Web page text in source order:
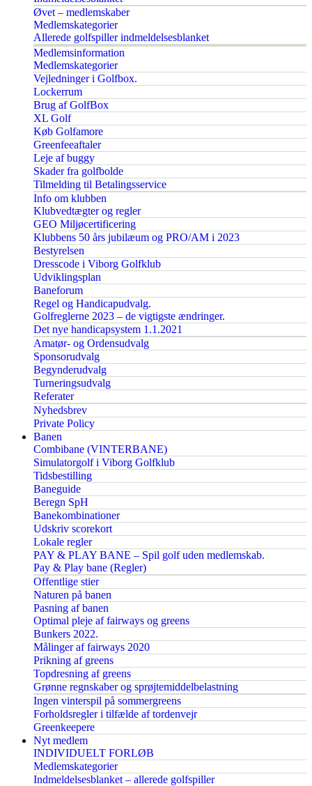
Øvet – medlemskaber
Medlemskategorier
Allerede golfspiller indmeldelsesblanket
Medlemsinformation
Medlemskategorier
Vejledninger i Golfbox.
Lockerrum
Brug af GolfBox
XL Golf
Køb Golfamore
Greenfeeaftaler
Leje af buggy
Skader fra golfbolde
Tilmelding til Betalingsservice
Info om klubben
Klubvedtægter og regler
GEO Miljøcertificering
Klubbens 50 års jubilæum og PRO/AM i 2023
Bestyrelsen
Dresscode i Viborg Golfklub
Udviklingsplan
Baneforum
Regel og Handicapudvalg.
Golfreglerne 2023 – de vigtigste ændringer.
Det nye handicapsystem 1.1.2021
Amatør- og Ordensudvalg
Sponsorudvalg
Begynderudvalg
Turneringsudvalg
Referater
Nyhedsbrev
Private Policy
Banen
Combibane (VINTERBANE)
Simulatorgolf i Viborg Golfklub
Tidsbestilling
Baneguide
Beregn SpH
Banekombinationer
Udskriv scorekort
Lokale regler
PAY & PLAY BANE – Spil golf uden medlemskab.
Pay & Play bane (Regler)
Offentlige stier
Naturen på banen
Pasning af banen
Optimal pleje af fairways og greens
Bunkers 2022.
Målinger af fairways 2020
Prikning af greens
Topdresning af greens
Grønne regnskaber og sprøjtemiddelbelastning
Ingen vinterspil på sommergreens
Forholdsregler i tilfælde af tordenvejr
Greenkeepere
Nyt medlem
INDIVIDUELT FORLØB
Medlemskategorier
Indmeldelsesblanket – allerede golfspiller